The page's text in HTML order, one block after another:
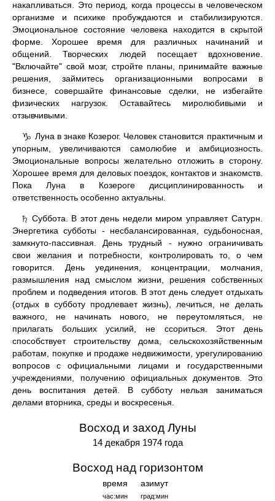
накапливаться. Это период, когда процессы в человеческом
организме и психике пробуждаются и стабилизируются.
Эмоциональное состояние человека находится в скрытой
форме. Хорошее время для различных начинаний и
общений. Творческих людей посещает вдохновение.
"Включайте" свой мозг, стройте планы, принимайте важные
решения, займитесь организационными вопросами в
бизнесе, совершайте финансовые сделки, не избегайте
физических нагрузок. Оставайтесь миролюбивыми и
отзывчивыми.
♑ Луна в знаке Козерог. Человек становится практичным и
упорным, увеличиваются самолюбие и амбициозность.
Эмоциональные вопросы желательно отложить в сторону.
Хорошее время для деловых поездок, контактов и знакомств.
Пока Луна в Козероге дисциплинированность и
ответственность особенно актуальны.
♄ Суббота. В этот день недели миром управляет Сатурн.
Энергетика субботы - несбалансированная, судьбоносная,
замкнуто-пассивная. День трудный - нужно ограничивать
свои желания и потребности, контролировать то, о чем
говорится. День уединения, концентрации, молчания,
размышления над смыслом жизни, решения собственных
проблем и подведения итогов. В этот день следует отдыхать
(отдых в субботу продлевает жизнь), лечиться, не делать
важного, не начинать нового, не переутомляться, не
прилагать больших усилий, не ссориться. Этот день
способствует строительству дома, сельскохозяйственным
работам, покупке и продаже недвижимости, урегулированию
вопросов с официальными лицами и государственными
учреждениями, получению официальных документов. Это
день воспитания детей. В субботу нельзя заниматься
делами вторника, среды и воскресенья.
Восход и заход Луны
14 декабря 1974 года
Восход над горизонтом
время
час:мин
азимут
град:мин